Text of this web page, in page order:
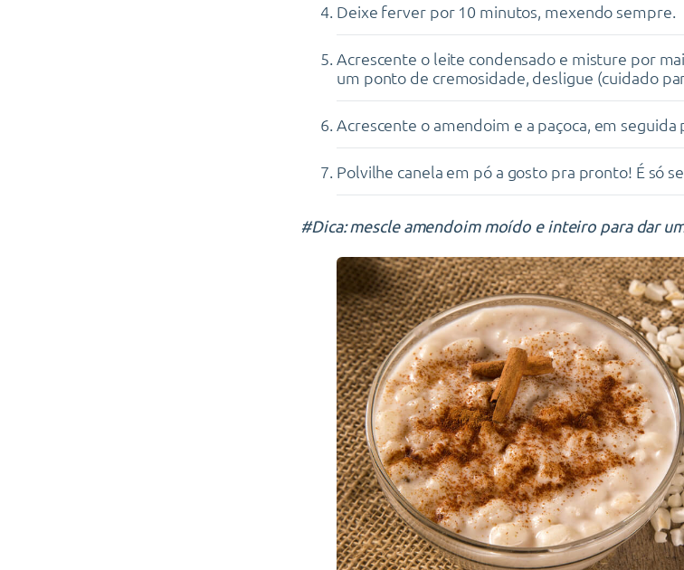
Deixe ferver por 10 minutos, mexendo sempre.
Acrescente o leite condensado e misture por
um ponto de cremosidade, desligue (cuidado
Acrescente o amendoim e a paçoca, em seguida
Polvilhe canela em pó a gosto pra pronto! É só
#Dica: mescle amendoim moído e inteiro para dar